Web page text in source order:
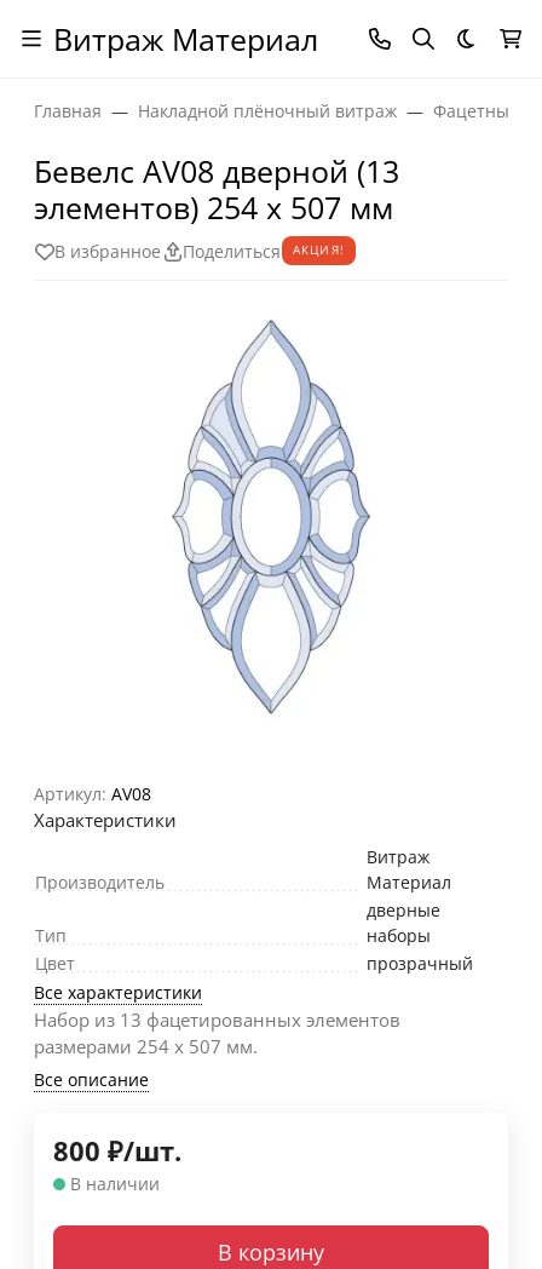
Витраж Материал Темная
Главная Накладной плёночный витраж Фацетные
Бевелс AV08 дверной (13
элементов) 254 х 507 мм
В избранное Поделиться АКЦИЯ!
Артикул: AV08
Характеристики
Производитель
Витраж
Материал
Тип
дверные
наборы
Цвет
прозрачный
Все характеристики
Набор из 13 фацетированных элементов
размерами 254 х 507 мм.
Все описание
800 ₽/шт.
В наличии
В корзину